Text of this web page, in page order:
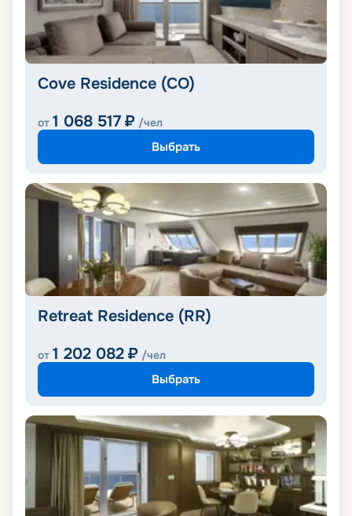
Cove Residence (CO)
от 1 068 517 ₽ /чел
Выбрать
Retreat Residence (RR)
от 1 202 082 ₽ /чел
Выбрать